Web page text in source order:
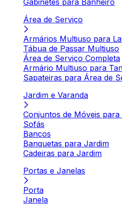
Gabinetes para Banheiro
Área de Serviço
Armários Multiuso para
Tábua de Passar Multiuso
Área de Serviço Completa
Armário Multiuso para
Sapateiras para Área de
Jardim e Varanda
Conjuntos de Móveis
Sofás
Bancos
Banquetas para Jardim
Cadeiras para Jardim
Portas e Janelas
Porta
Janela